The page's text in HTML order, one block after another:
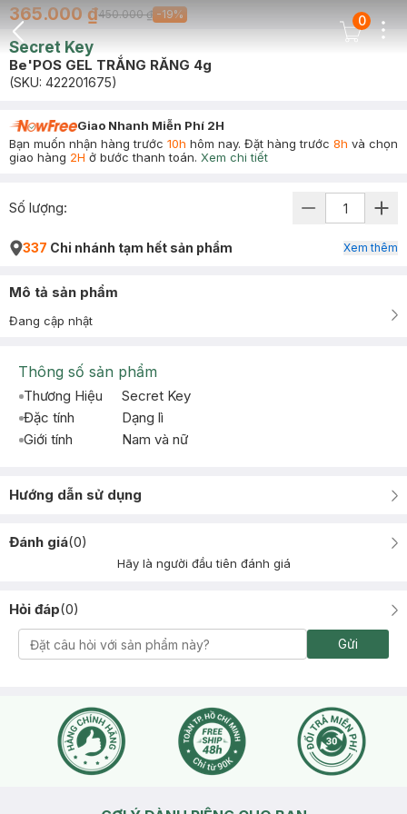
Back Icon
Cart Icon
0
365.000 ₫450.000 ₫ -19%
Secret Key
Be'POS GEL TRẮNG RĂNG 4g
(SKU: 422201675)
Giao Nhanh Miễn Phí 2H
Bạn muốn nhận hàng trước 10h hôm nay. Đặt hàng trước 8h và chọn
giao hàng 2H ở bước thanh toán. Xem chi tiết
Số lượng:
337 Chi nhánh tạm hết sản phẩm Xem thêm
Mô tả sản phẩm
Đang cập nhật
Thông số sản phẩm
Thương Hiệu
Secret Key
Đặc tính
Dạng lì
Giới tính
Nam và nữ
Hướng dẫn sử dụng
Đánh giá(0)
Hãy là người đầu tiên đánh giá
Hỏi đáp(0)
Gửi